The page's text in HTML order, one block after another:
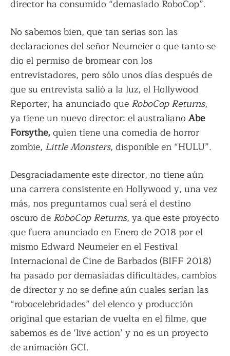
director ha consumido “demasiado RoboCop”.
No sabemos bien, que tan serias son las
declaraciones del señor Neumeier o que tanto se
dio el permiso de bromear con los
entrevistadores, pero sólo unos días después de
que su entrevista salió a la luz, el Hollywood
Reporter, ha anunciado que RoboCop Returns,
ya tiene un nuevo director: el australiano Abe
Forsythe,quien tiene una comedia de horror
zombie, Little Monsters, disponible en “HULU”.
Desgraciadamente este director, no tiene aún
una carrera consistente en Hollywood y, una vez
más, nos preguntamos cual será el destino
oscuro de RoboCop Returns, ya que este proyecto
que fuera anunciado en Enero de 2018 por el
mismo Edward Neumeier en el Festival
Internacional de Cine de Barbados (BIFF 2018)
ha pasado por demasiadas dificultades, cambios
de director y no se define aún cuales serían las
“robocelebridades” del elenco y producción
original que estarían de vuelta en el filme, que
sabemos es de ‘live action’ y no es un proyecto
de animación GCI.